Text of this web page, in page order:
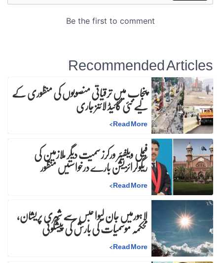
Recommended Articles
پنجاب میں ترقیاتی منصوبوں کی منظوری کے
لیے نئی گائیڈ لائنز جاری
Read More
>
فیملی ویلفیئر ورکرز سمیت دیگر ملازمین کی
ریگولرائزیشن بارے درخواستیں منظور
Read More
>
لاہورمیں جان لیوا حبس سے شہری پریشان،
محکمہ موسمیات کی بارش کی پیشگوئی
Read More
>